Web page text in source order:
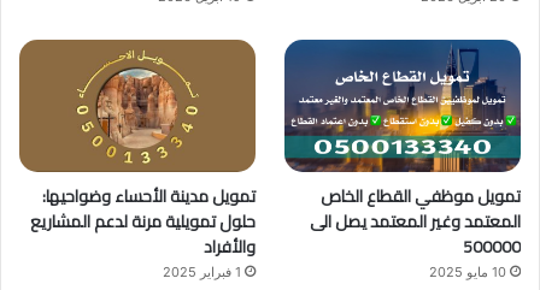
تمويل موظفي القطاع الخاص
المعتمد وغير المعتمد يصل الى
500000
10 مايو 2025
تمويل مدينة الأحساء وضواحيها:
حلول تمويلية مرنة لدعم المشاريع
والأفراد
1 فبراير 2025